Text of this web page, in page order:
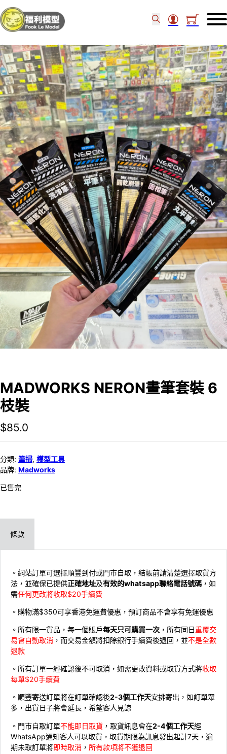
主頁 / 工具類 / 筆掃 / MADWORKS NERON畫筆套裝 6枝裝
MADWORKS NERON畫筆套裝 6
枝裝
$85.0
分類: 筆掃, 模型工具
品牌: Madworks
已售完
條款
。網站訂單可選擇順豐到付或門市自取，結帳前請清楚選擇取貨方
法，並確保已提供正確地址及有效的whatsapp聯絡電話號碼 ，如
需任何更改將收取$20手續費
。購物滿$350可享香港免運費優惠，預訂商品不會享有免運優惠
。所有限一貨品，每一個賬戶每天只可購買一次 ，所有同日重覆交
易會自動取消 ，而交易金額將扣除銀行手續費後退回，並不是全數
退款
。所有訂單一經確認後不可取消，如需更改資料或取貨方式將收取
每單$20手續費
。順豐寄送訂單將在訂單確認後2-3個工作天安排寄出，如訂單眾
多，出貨日子將會延長，希望客人見諒
。門市自取訂單不能即日取貨 ，取貨訊息會在2-4個工作天經
WhatsApp通知客人可以取貨，取貨期限為訊息發出起計7天，逾
期未取訂單將即時取消 ， 所有款項將不獲退回